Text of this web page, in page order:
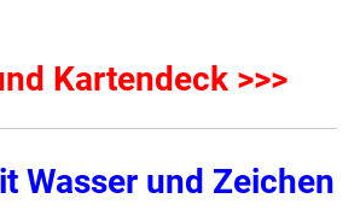
Kartendeck >>>
Wasser und Zeichen